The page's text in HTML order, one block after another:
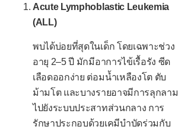
เนื้องอกที่ต่อมไทมัส
ระบบหู คอ จมูก
เนื้องอกที่โพรงหลังจมูก
เนื้องอกที่ต่อมทอนซิล
เนื้องอกไม่ร้ายที่กล่องเสียง
Acute Lymphoblastic Leukemia
(ALL)
พบได้บ่อยที่สุดในเด็ก โดยเฉพาะช่วง
อายุ 2–5 ปี มักมีอาการไข้เรื้อรัง ซีด
เลือดออกง่าย ต่อมน้ำเหลืองโต ตับ
ม้ามโต และบางรายอาจมีการลุกลาม
ไปยังระบบประสาทส่วนกลาง การ
รักษาประกอบด้วยเคมีบำบัดร่วมกับ